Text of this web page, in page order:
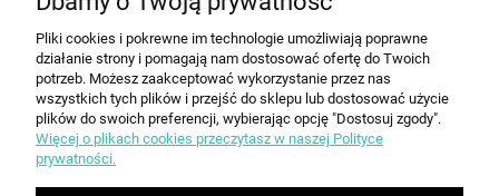
MOJE KONTO
PŁATNOŚCI I DOSTAWA
INFORMACJE
Pliki cookies i pokrewne im technologie umożliwiają poprawne
działanie strony i pomagają nam dostosować ofertę do Twoich
potrzeb. Możesz zaakceptować wykorzystanie przez nas
wszystkich tych plików i przejść do sklepu lub dostosować użycie
plików do swoich preferencji, wybierając opcję "Dostosuj zgody".
Więcej o plikach cookies przeczytasz w naszej Polityce
prywatności.